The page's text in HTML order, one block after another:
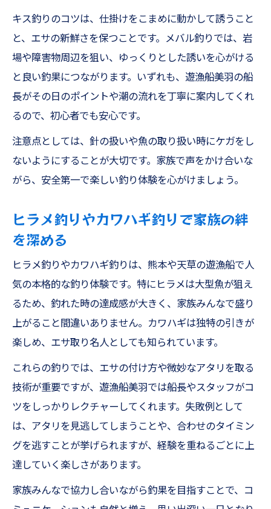
キス釣りのコツは、仕掛けをこまめに動かして誘うこと
と、エサの新鮮さを保つことです。メバル釣りでは、岩
場や障害物周辺を狙い、ゆっくりとした誘いを心がける
と良い釣果につながります。いずれも、遊漁船美羽の船
長がその日のポイントや潮の流れを丁寧に案内してくれ
るので、初心者でも安心です。
注意点としては、針の扱いや魚の取り扱い時にケガをし
ないようにすることが大切です。家族で声をかけ合いな
がら、安全第一で楽しい釣り体験を心がけましょう。
ヒラメ釣りやカワハギ釣りで家族の絆
を深める
ヒラメ釣りやカワハギ釣りは、熊本や天草の遊漁船で人
気の本格的な釣り体験です。特にヒラメは大型魚が狙え
るため、釣れた時の達成感が大きく、家族みんなで盛り
上がること間違いありません。カワハギは独特の引きが
楽しめ、エサ取り名人としても知られています。
これらの釣りでは、エサの付け方や微妙なアタリを取る
技術が重要ですが、遊漁船美羽では船長やスタッフがコ
ツをしっかりレクチャーしてくれます。失敗例として
は、アタリを見逃してしまうことや、合わせのタイミン
グを逃すことが挙げられますが、経験を重ねるごとに上
達していく楽しさがあります。
家族みんなで協力し合いながら釣果を目指すことで、コ